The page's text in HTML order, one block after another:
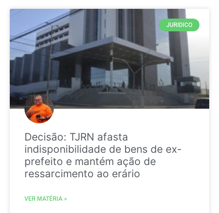
JURIDICO
Decisão: TJRN afasta
indisponibilidade de bens de ex-
prefeito e mantém ação de
ressarcimento ao erário
VER MATÉRIA »